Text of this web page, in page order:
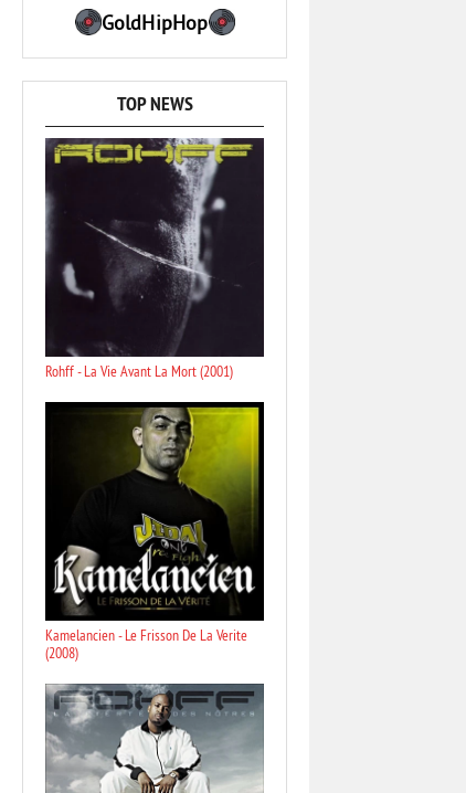
GoldHipHop
TOP NEWS
Rohff - La Vie Avant La Mort (2001)
Kamelancien - Le Frisson De La Verite
(2008)